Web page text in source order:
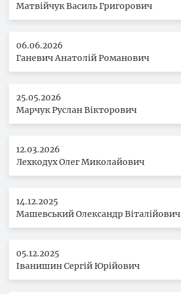
Матвійчук Василь Григорович
06.06.2026
Ганевич Анатолій Романович
25.05.2026
Марчук Руслан Вікторович
12.03.2026
Лехкодух Олег Миколайович
14.12.2025
Машевський Олександр Віталійович
05.12.2025
Іванишин Сергій Юрійович